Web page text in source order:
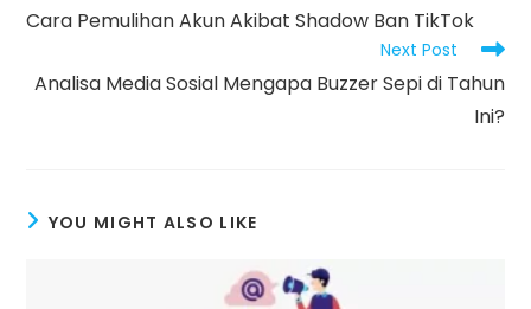
articles
Cara Pemulihan Akun Akibat Shadow Ban TikTok
Next Post
Analisa Media Sosial Mengapa Buzzer Sepi di Tahun
Ini?
YOU MIGHT ALSO LIKE